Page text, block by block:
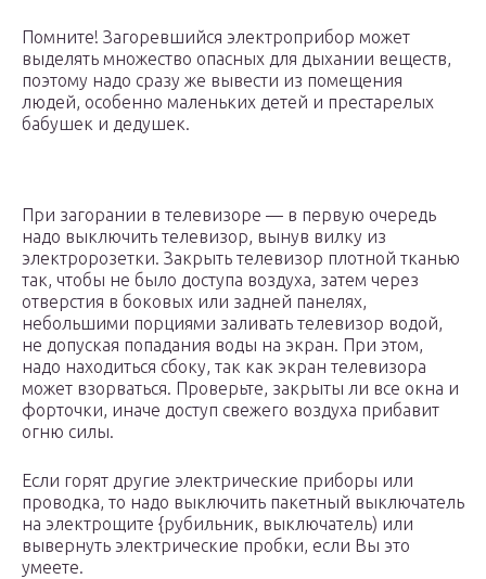
Помните! Загоревшийся электроприбор может
выделять множество опасных для дыхании веществ,
поэтому надо сразу же вывести из помещения
людей, особенно маленьких детей и престарелых
бабушек и дедушек.
При загорании в телевизоре — в первую очередь
надо выключить телевизор, вынув вилку из
электророзетки. Закрыть телевизор плотной тканью
так, чтобы не было доступа воздуха, затем через
отверстия в боковых или задней панелях,
небольшими порциями заливать телевизор водой,
не допуская попадания воды на экран. При этом,
надо находиться сбоку, так как экран телевизора
может взорваться. Проверьте, закрыты ли все окна и
форточки, иначе доступ свежего воздуха прибавит
огню силы.
Если горят другие электрические приборы или
проводка, то надо выключить пакетный выключатель
на электрощите {рубильник, выключатель) или
вывернуть электрические пробки, если Вы это
умеете.